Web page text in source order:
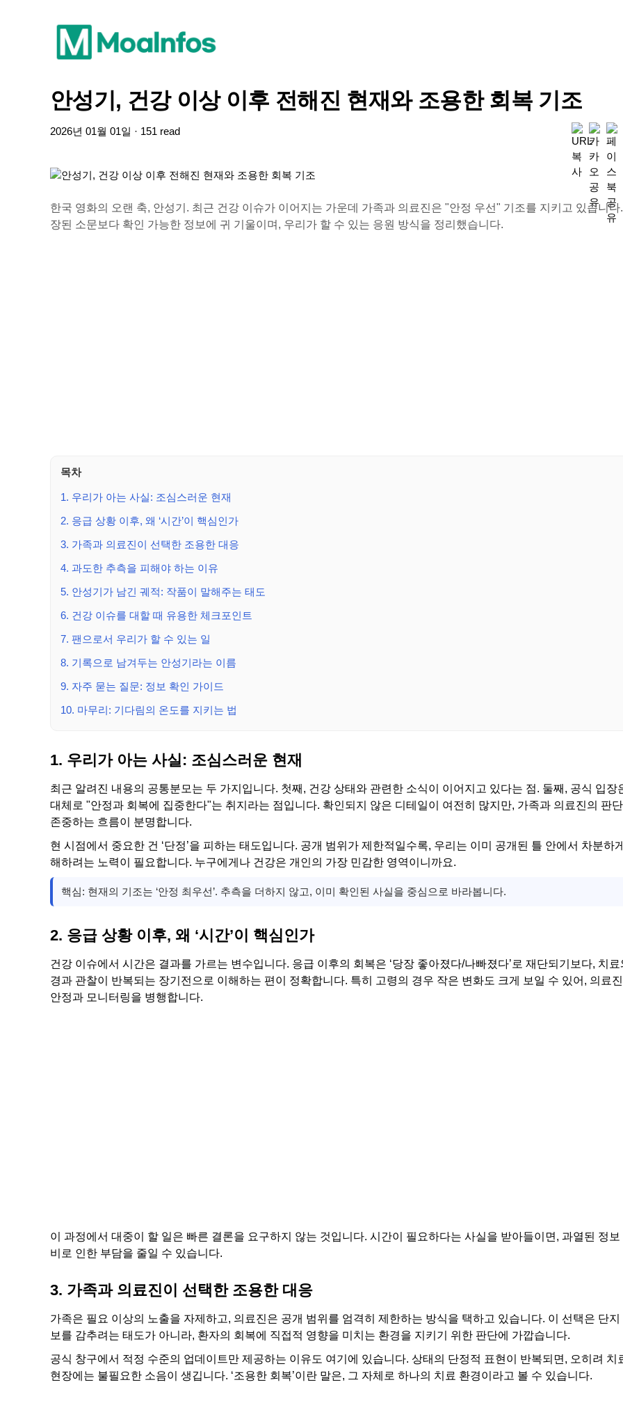
안성기, 건강 이상 이후 전해진 현재와 조용한 회복 기조
2026년 01월 01일 · 151 read
한국 영화의 오랜 축, 안성기. 최근 건강 이슈가 이어지는 가운데 가족과 의료진은 "안정 우선" 기조를 지키고 있습니다
장된 소문보다 확인 가능한 정보에 귀 기울이며, 우리가 할 수 있는 응원 방식을 정리했습니다.
목차
1. 우리가 아는 사실: 조심스러운 현재
2. 응급 상황 이후, 왜 ‘시간’이 핵심인가
3. 가족과 의료진이 선택한 조용한 대응
4. 과도한 추측을 피해야 하는 이유
5. 안성기가 남긴 궤적: 작품이 말해주는 태도
6. 건강 이슈를 대할 때 유용한 체크포인트
7. 팬으로서 우리가 할 수 있는 일
8. 기록으로 남겨두는 안성기라는 이름
9. 자주 묻는 질문: 정보 확인 가이드
10. 마무리: 기다림의 온도를 지키는 법
1. 우리가 아는 사실: 조심스러운 현재
최근 알려진 내용의 공통분모는 두 가지입니다. 첫째, 건강 상태와 관련한 소식이 이어지고 있다는 점. 둘째, 공식 입장
대체로 "안정과 회복에 집중한다"는 취지라는 점입니다. 확인되지 않은 디테일이 여전히 많지만, 가족과 의료진의 판
존중하는 흐름이 분명합니다.
현 시점에서 중요한 건 ‘단정’을 피하는 태도입니다. 공개 범위가 제한적일수록, 우리는 이미 공개된 틀 안에서 차분하
해하려는 노력이 필요합니다. 누구에게나 건강은 개인의 가장 민감한 영역이니까요.
핵심: 현재의 기조는 ‘안정 최우선’. 추측을 더하지 않고, 이미 확인된 사실을 중심으로 바라봅니다.
2. 응급 상황 이후, 왜 ‘시간’이 핵심인가
건강 이슈에서 시간은 결과를 가르는 변수입니다. 응급 이후의 회복은 ‘당장 좋아졌다/나빠졌다’로 재단되기보다, 치료
경과 관찰이 반복되는 장기전으로 이해하는 편이 정확합니다. 특히 고령의 경우 작은 변화도 크게 보일 수 있어, 의료
안정과 모니터링을 병행합니다.
이 과정에서 대중이 할 일은 빠른 결론을 요구하지 않는 것입니다. 시간이 필요하다는 사실을 받아들이면, 과열된 정보
비로 인한 부담을 줄일 수 있습니다.
3. 가족과 의료진이 선택한 조용한 대응
가족은 필요 이상의 노출을 자제하고, 의료진은 공개 범위를 엄격히 제한하는 방식을 택하고 있습니다. 이 선택은 단지
보를 감추려는 태도가 아니라, 환자의 회복에 직접적 영향을 미치는 환경을 지키기 위한 판단에 가깝습니다.
공식 창구에서 적정 수준의 업데이트만 제공하는 이유도 여기에 있습니다. 상태의 단정적 표현이 반복되면, 오히려 치
현장에는 불필요한 소음이 생깁니다. ‘조용한 회복’이란 말은, 그 자체로 하나의 치료 환경이라고 볼 수 있습니다.